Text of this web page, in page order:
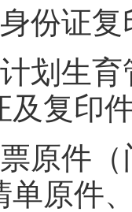
份证复
划生
及复印
原件
单原件